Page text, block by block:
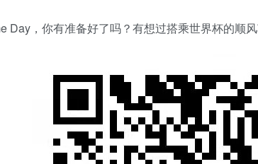
Day，你有准备好了吗？有想过搭乘世界杯的顺